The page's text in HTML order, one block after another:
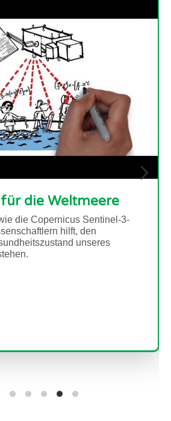
die Weltmeere
die Copernicus Sentinel-3-
hilft, den
unseres